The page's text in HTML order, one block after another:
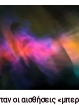
οι αισθήσεις